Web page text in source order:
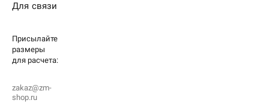
Для связи
Присылайте
размеры
для расчета:
zakaz@zm-
shop.ru